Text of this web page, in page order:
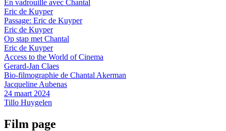
En vadrouille avec Chantal
Eric de Kuyper
Passage: Eric de Kuyper
Eric de Kuyper
Op stap met Chantal
Eric de Kuyper
Access to the World of Cinema
Gerard-Jan Claes
Bio-filmographie de Chantal Akerman
Jacqueline Aubenas
24 maart 2024
Tillo Huygelen
Film page